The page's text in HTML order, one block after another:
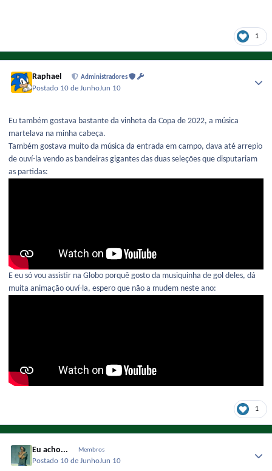
1
Raphael Administradores
Postado 10 de JunhoJun 10
Eu também gostava bastante da vinheta da Copa de 2022, a música
martelava na minha cabeça.
Também gostava muito da música da entrada em campo, dava até arrepio
de ouví-la vendo as bandeiras gigantes das duas seleções que disputariam
as partidas:
E eu só vou assistir na Globo porquê gosto da musiquinha de gol deles, dá
muita animação ouví-la, espero que não a mudem neste ano:
1
Eu acho... Membros
Postado 10 de JunhoJun 10